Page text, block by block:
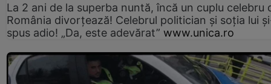
La 2 ani de la superba nuntă, încă un cuplu celebru
România divorțează! Celebrul politician și soția lui
spus adio! „Da, este adevărat” www.unica.ro